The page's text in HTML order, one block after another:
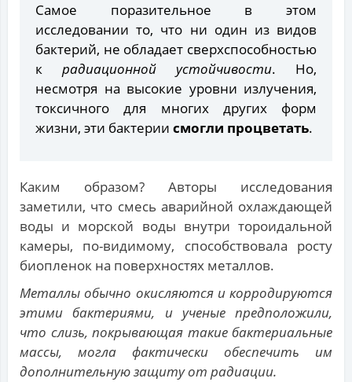
Самое поразительное в этом
исследовании то, что ни один из видов
бактерий, не обладает сверхспособностью
к радиационной устойчивости. Но,
несмотря на высокие уровни излучения,
токсичного для многих других форм
жизни, эти бактерии смогли процветать.
Каким образом? Авторы исследования
заметили, что смесь аварийной охлаждающей
воды и морской воды внутри тороидальной
камеры, по-видимому, способствовала росту
биопленок на поверхностях металлов.
Металлы обычно окисляются и корродируются
этими бактериями, и ученые предположили,
что слизь, покрывающая такие бактериальные
массы, могла фактически обеспечить им
дополнительную защиту от радиации.